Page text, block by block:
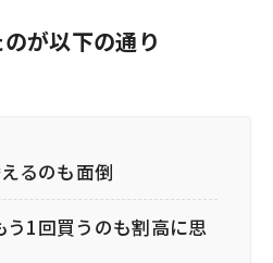
が以下の通り
るのも面倒
う1回買うのも割高に思